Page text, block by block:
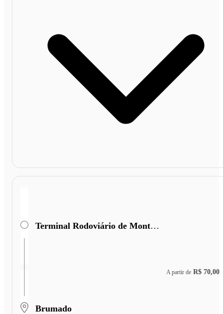
Terminal Rodoviário de Monte Azul
Brumado
A partir de R$ 70,00